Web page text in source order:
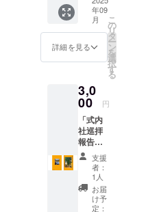
ている。
報告」
を参考
に編集
したカ
内社巡
拝報告
（備前
編）」
PDF
データ
五年
（九二
七年）
に完成
した
「延喜
式」の
神名帳
に挙げ
られて
いる由
緒ある
年09
月
詳細を見る
こ
の
リ
タ
ー
ン
を
選
択
す
る
3,0
00 円
「式内
社巡拝
報告
（備前
編）」
PDF
データ
版 延長
五年
支援
者：
1人
お届
け予
定：